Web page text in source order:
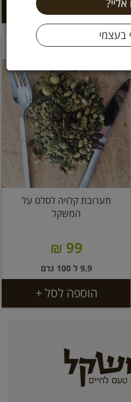
הוספה לסל +
תערובת קלויה לסלט על
המשקל
99 ₪
9.9 ל 100 גרם
הוספה לסל +